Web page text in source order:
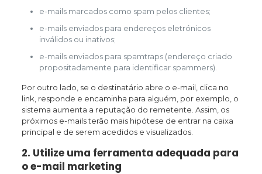
e-mails marcados como spam pelos clientes;
e-mails enviados para endereços eletrónicos
inválidos ou inativos;
e-mails enviados para spamtraps (endereço criado
propositadamente para identificar spammers).
Por outro lado, se o destinatário abre o e-mail, clica no
link, responde e encaminha para alguém, por exemplo, o
sistema aumenta a reputação do remetente. Assim, os
próximos e-mails terão mais hipótese de entrar na caixa
principal e de serem acedidos e visualizados.
2. Utilize uma ferramenta adequada para
o e-mail marketing